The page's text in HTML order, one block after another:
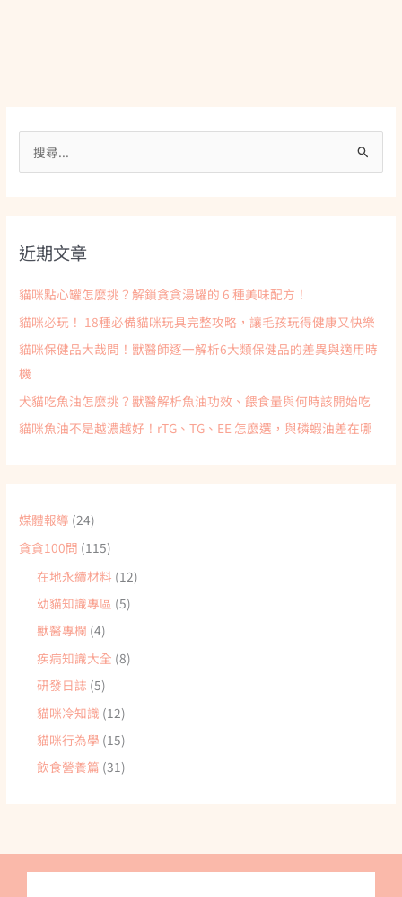
尋
字
近期文章
貓咪點心罐怎麼挑？解鎖貪貪湯罐的 6 種美味配方！
貓咪必玩！ 18種必備貓咪玩具完整攻略，讓毛孩玩得健康又快樂
貓咪保健品大哉問！獸醫師逐一解析6大類保健品的差異與適用時
機
犬貓吃魚油怎麼挑？獸醫解析魚油功效、餵食量與何時該開始吃
貓咪魚油不是越濃越好！rTG、TG、EE 怎麼選，與磷蝦油差在哪
媒體報導 (24)
貪貪100問 (115)
在地永續材料 (12)
幼貓知識專區 (5)
獸醫專欄 (4)
疾病知識大全 (8)
研發日誌 (5)
貓咪冷知識 (12)
貓咪行為學 (15)
飲食營養篇 (31)